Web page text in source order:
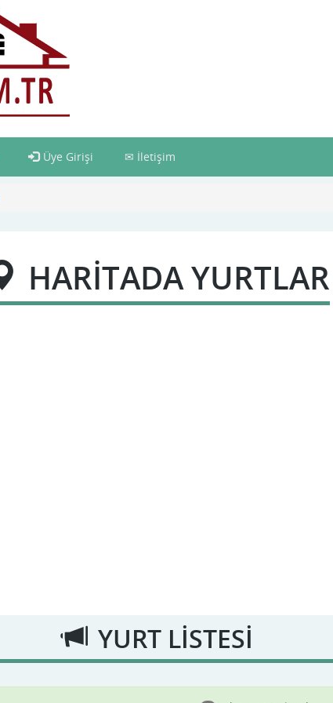
Üye Girişi İletişim
HARİTADA YURTLAR
YURT LİSTESİ